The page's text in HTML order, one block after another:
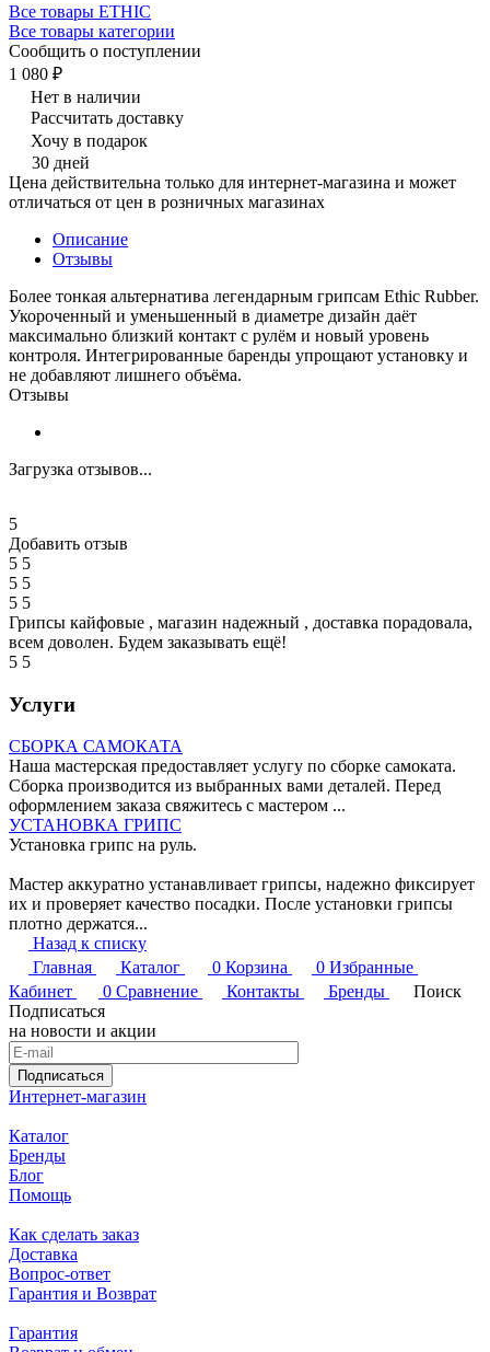
Все товары ETHIC
Все товары категории
Сообщить о поступлении
1 080 ₽
Нет в наличии
Рассчитать доставку
Хочу в подарок
30 дней
Цена действительна только для интернет-магазина и может
отличаться от цен в розничных магазинах
Описание
Отзывы
Более тонкая альтернатива легендарным грипсам Ethic Rubber.
Укороченный и уменьшенный в диаметре дизайн даёт
максимально близкий контакт с рулём и новый уровень
контроля. Интегрированные баренды упрощают установку и
не добавляют лишнего объёма.
Отзывы
Загрузка отзывов...
5
Добавить отзыв
5 5
5 5
5 5
Грипсы кайфовые , магазин надежный , доставка порадовала,
всем доволен. Будем заказывать ещё!
5 5
Услуги
СБОРКА САМОКАТА
Наша мастерская предоставляет услугу по сборке самоката.
Сборка производится из выбранных вами деталей. Перед
оформлением заказа свяжитесь с мастером ...
УСТАНОВКА ГРИПС
Установка грипс на руль.
Мастер аккуратно устанавливает грипсы, надежно фиксирует
их и проверяет качество посадки. После установки грипсы
плотно держатся...
Назад к списку
Главная
Каталог 0 Корзина 0 Избранные
Кабинет
0 Сравнение Контакты Бренды
Поиск
Подписаться
на новости и акции
Подписаться
Интернет-магазин
Каталог
Бренды
Блог
Помощь
Как сделать заказ
Доставка
Вопрос-ответ
Гарантия и Возврат
Гарантия